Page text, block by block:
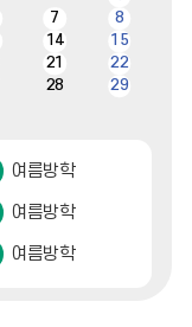
7
8
14
15
21
22
28
29
여름방학
여름방학
여름방학